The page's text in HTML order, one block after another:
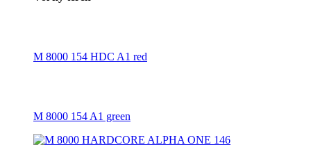
M 8000 154 HDC A1 red
M 8000 154 A1 green